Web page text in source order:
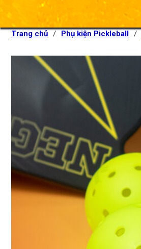
Trang chủ / Phụ kiện Pickleball /